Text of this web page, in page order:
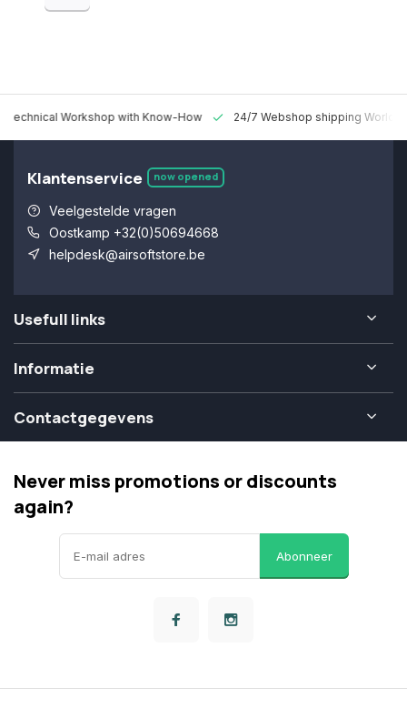
Technical Workshop with Know-How 24/7 Webshop shipping
Klantenservice now opened
Veelgestelde vragen
Oostkamp +32(0)50694668
helpdesk@airsoftstore.be
Usefull links
Informatie
Contactgegevens
Never miss promotions or discounts
again?
Abonneer